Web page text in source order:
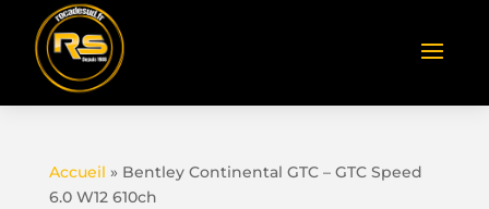
Accueil » Bentley Continental GTC – GTC Speed
6.0 W12 610ch